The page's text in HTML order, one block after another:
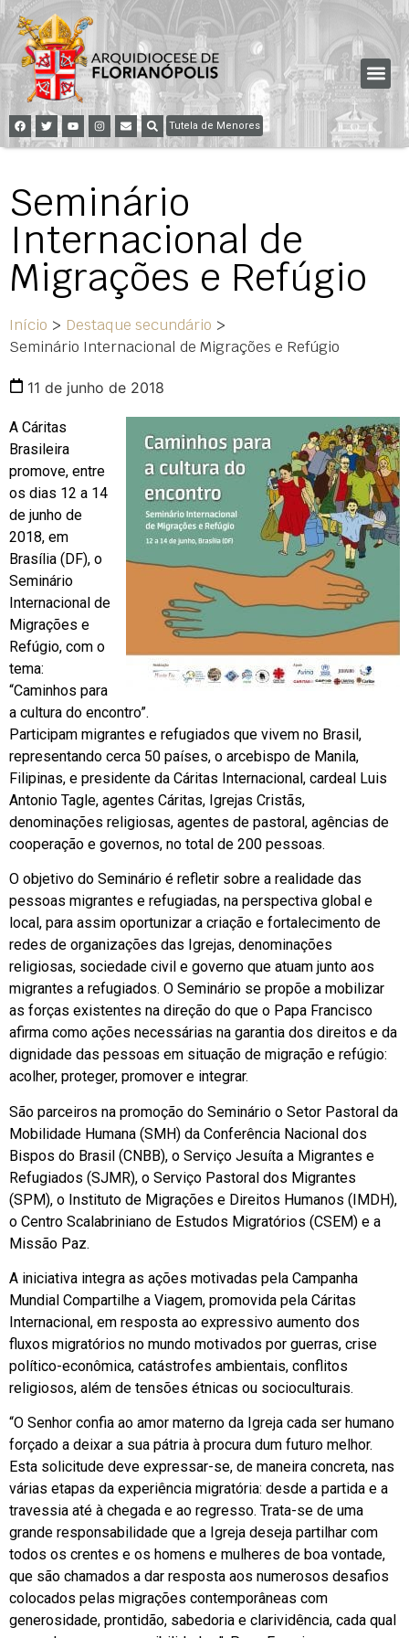
Tutela de Menores
Seminário
Internacional de
Migrações e Refúgio
Início > Destaque secundário >
Seminário Internacional de Migrações e Refúgio
11 de junho de 2018
A Cáritas
Brasileira
promove, entre
os dias 12 a 14
de junho de
2018, em
Brasília (DF), o
Seminário
Internacional de
Migrações e
Refúgio, com o
tema:
“Caminhos para
a cultura do encontro”.
Participam migrantes e refugiados que vivem no Brasil,
representando cerca 50 países, o arcebispo de Manila,
Filipinas, e presidente da Cáritas Internacional, cardeal Luis
Antonio Tagle, agentes Cáritas, Igrejas Cristãs,
denominações religiosas, agentes de pastoral, agências de
cooperação e governos, no total de 200 pessoas.
O objetivo do Seminário é refletir sobre a realidade das
pessoas migrantes e refugiadas, na perspectiva global e
local, para assim oportunizar a criação e fortalecimento de
redes de organizações das Igrejas, denominações
religiosas, sociedade civil e governo que atuam junto aos
migrantes a refugiados. O Seminário se propõe a mobilizar
as forças existentes na direção do que o Papa Francisco
afirma como ações necessárias na garantia dos direitos e da
dignidade das pessoas em situação de migração e refúgio:
acolher, proteger, promover e integrar.
São parceiros na promoção do Seminário o Setor Pastoral da
Mobilidade Humana (SMH) da Conferência Nacional dos
Bispos do Brasil (CNBB), o Serviço Jesuíta a Migrantes e
Refugiados (SJMR), o Serviço Pastoral dos Migrantes
(SPM), o Instituto de Migrações e Direitos Humanos (IMDH),
o Centro Scalabriniano de Estudos Migratórios (CSEM) e a
Missão Paz.
A iniciativa integra as ações motivadas pela Campanha
Mundial Compartilhe a Viagem, promovida pela Cáritas
Internacional, em resposta ao expressivo aumento dos
fluxos migratórios no mundo motivados por guerras, crise
político-econômica, catástrofes ambientais, conflitos
religiosos, além de tensões étnicas ou socioculturais.
“O Senhor confia ao amor materno da Igreja cada ser humano
forçado a deixar a sua pátria à procura dum futuro melhor.
Esta solicitude deve expressar-se, de maneira concreta, nas
várias etapas da experiência migratória: desde a partida e a
travessia até à chegada e ao regresso. Trata-se de uma
grande responsabilidade que a Igreja deseja partilhar com
todos os crentes e os homens e mulheres de boa vontade,
que são chamados a dar resposta aos numerosos desafios
colocados pelas migrações contemporâneas com
generosidade, prontidão, sabedoria e clarividência, cada qual